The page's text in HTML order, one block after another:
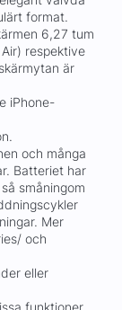
format.
6,27 tum
respektive
är
iPhone-
och många
Batteriet har
småningom
Mer
och
eller